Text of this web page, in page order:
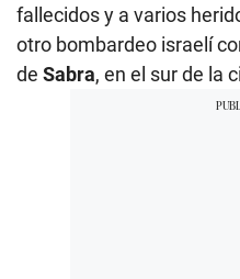
fallecidos y a varios
otro bombardeo israelí
de Sabra, en el sur de la